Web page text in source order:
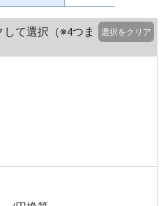
て選択（※4つま
選択をクリア